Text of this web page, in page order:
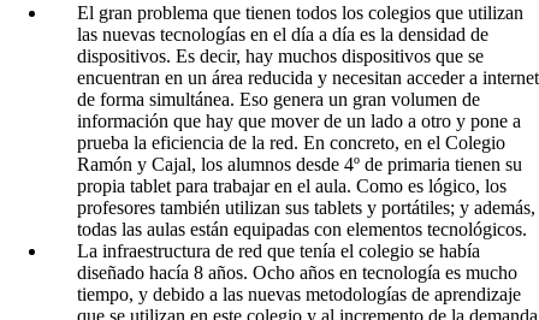
El gran problema que tienen todos los colegios que utilizan
las nuevas tecnologías en el día a día es la densidad de
dispositivos. Es decir, hay muchos dispositivos que se
encuentran en un área reducida y necesitan acceder a internet
de forma simultánea. Eso genera un gran volumen de
información que hay que mover de un lado a otro y pone a
prueba la eficiencia de la red. En concreto, en el Colegio
Ramón y Cajal, los alumnos desde 4º de primaria tienen su
propia tablet para trabajar en el aula. Como es lógico, los
profesores también utilizan sus tablets y portátiles; y además,
todas las aulas están equipadas con elementos tecnológicos.
La infraestructura de red que tenía el colegio se había
diseñado hacía 8 años. Ocho años en tecnología es mucho
tiempo, y debido a las nuevas metodologías de aprendizaje
que se utilizan en este colegio y al incremento de la demanda